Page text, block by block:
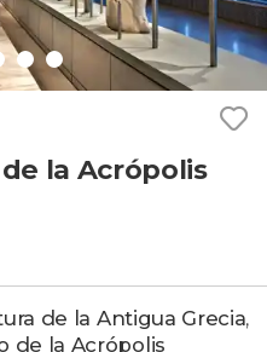
la Acrópolis
de la Antigua Grecia,
de la Acrópolis